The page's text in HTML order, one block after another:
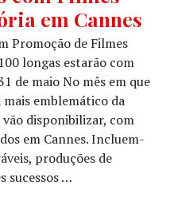
em Cannes
Promoção de Filmes
longas estarão com
de maio No mês em que
emblemático da
disponibilizar, com
em Cannes. Incluem-
produções de
sucessos …
de Streaming Lançam